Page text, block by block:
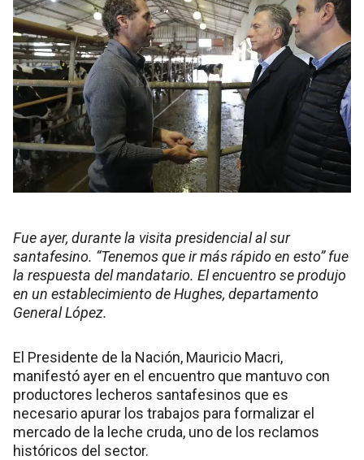
Fue ayer, durante la visita presidencial al sur
santafesino. “Tenemos que ir más rápido en esto” fue
la respuesta del mandatario. El encuentro se produjo
en un establecimiento de Hughes, departamento
General López.
El Presidente de la Nación, Mauricio Macri,
manifestó ayer en el encuentro que mantuvo con
productores lecheros santafesinos que es
necesario apurar los trabajos para formalizar el
mercado de la leche cruda, uno de los reclamos
históricos del sector.